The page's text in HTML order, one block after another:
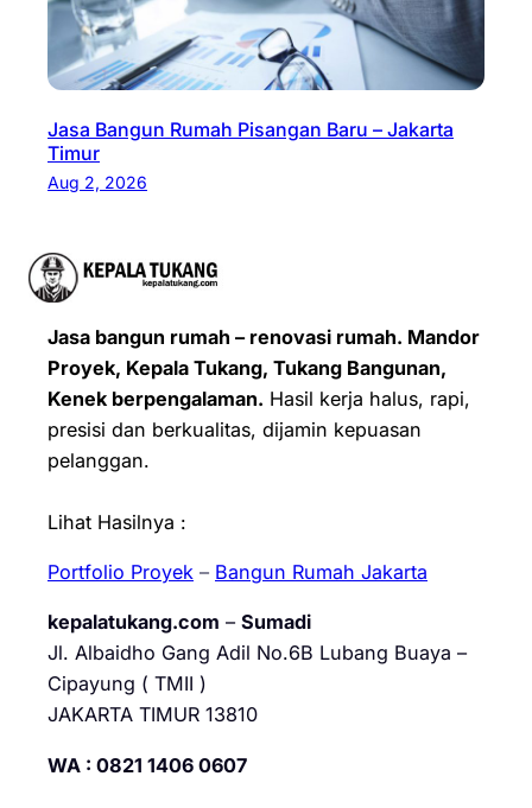
Jasa Bangun Rumah Pisangan Baru – Jakarta
Timur
Aug 2, 2026
Jasa bangun rumah – renovasi rumah. Mandor
Proyek, Kepala Tukang, Tukang Bangunan,
Kenek berpengalaman. Hasil kerja halus, rapi,
presisi dan berkualitas, dijamin kepuasan
pelanggan.
Lihat Hasilnya :
Portfolio Proyek – Bangun Rumah Jakarta
kepalatukang.com – Sumadi
Jl. Albaidho Gang Adil No.6B Lubang Buaya –
Cipayung ( TMII )
JAKARTA TIMUR 13810
WA : 0821 1406 0607